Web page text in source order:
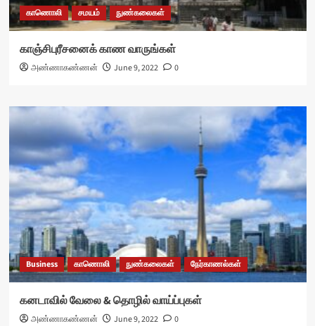
காணொலி சமயம் நுண்கலைகள்
காஞ்சிபுரீசனைக் காண வாருங்கள்
அண்ணாகண்ணன் June 9, 2022 0
Business காணொலி நுண்கலைகள் நேர்காணல்கள்
கனடாவில் வேலை & தொழில் வாய்ப்புகள்
அண்ணாகண்ணன் June 9, 2022 0